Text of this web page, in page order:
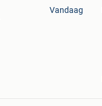
Vandaag